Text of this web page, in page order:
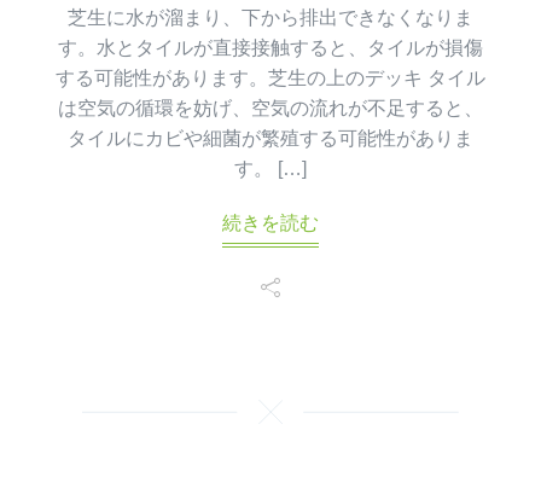
芝生に水が溜まり、下から排出できなくなりま
す。水とタイルが直接接触すると、タイルが損傷
する可能性があります。芝生の上のデッキ タイル
は空気の循環を妨げ、空気の流れが不足すると、
タイルにカビや細菌が繁殖する可能性がありま
す。 […]
続きを読む